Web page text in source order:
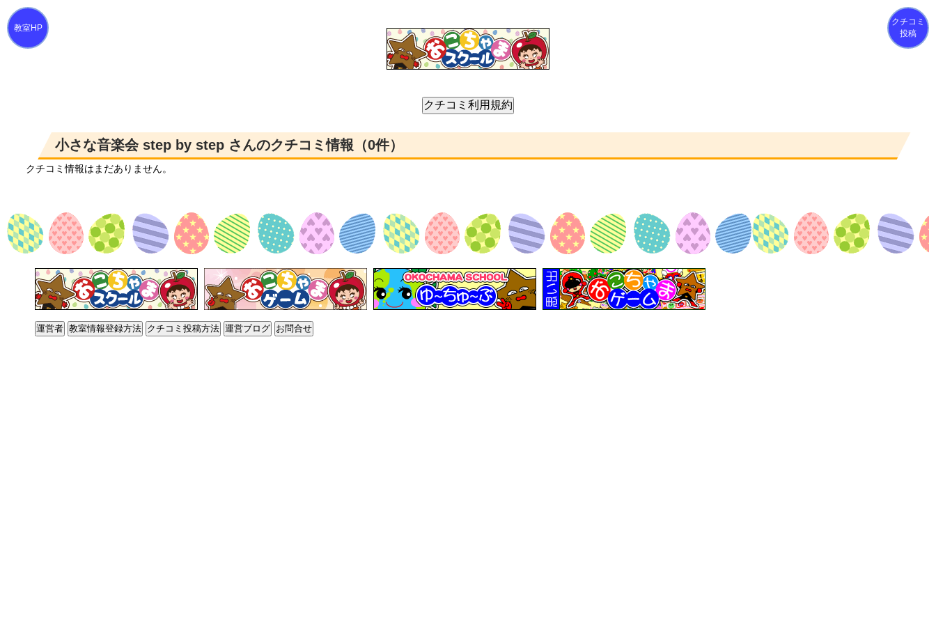
クチコミ
投稿
小さな音楽会 step by step さんのクチコミ情報（0件）
クチコミ情報はまだありません。